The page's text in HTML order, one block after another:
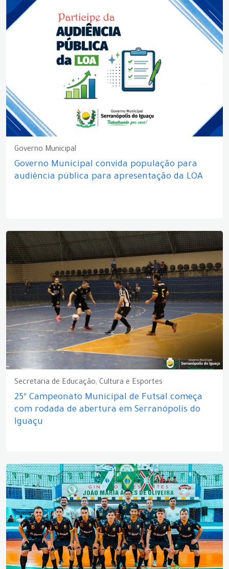
Governo Municipal
Governo Municipal convida população para
audiência pública para apresentação da LOA
Secretaria de Educação, Cultura e Esportes
25º Campeonato Municipal de Futsal começa
com rodada de abertura em Serranópolis do
Iguaçu